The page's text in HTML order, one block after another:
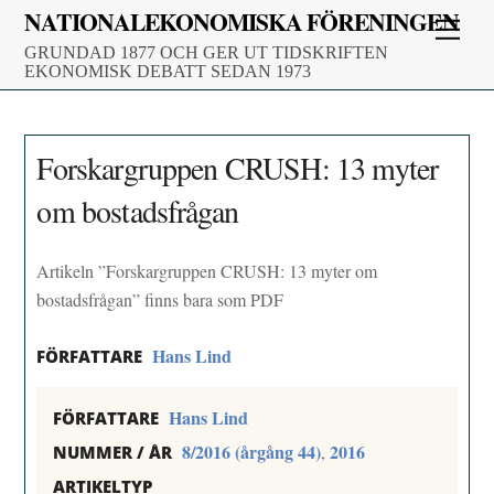
Skip
content
NATIONALEKONOMISKA FÖRENINGEN
GRUNDAD 1877 OCH GER UT TIDSKRIFTEN
EKONOMISK DEBATT SEDAN 1973
Forskargruppen CRUSH: 13 myter
om bostadsfrågan
Artikeln ”Forskargruppen CRUSH: 13 myter om
bostadsfrågan” finns bara som PDF
FÖRFATTARE Hans Lind
FÖRFATTARE Hans Lind
NUMMER / ÅR 8/2016 (årgång 44),2016
ARTIKELTYP